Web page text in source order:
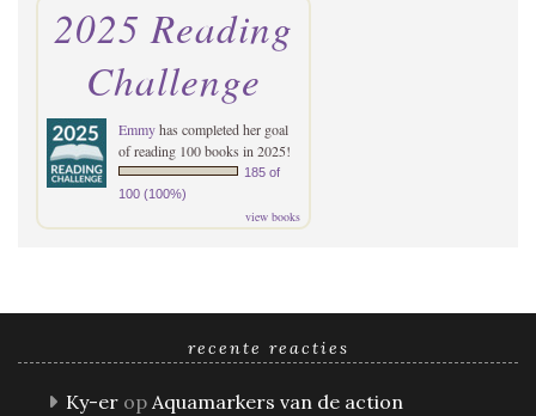
2025 Reading
Challenge
Emmyhas completed her goal
of reading 100 books in 2025!
185 of
100 (100%)
view books
recente reacties
Ky-er op Aquamarkers van de action